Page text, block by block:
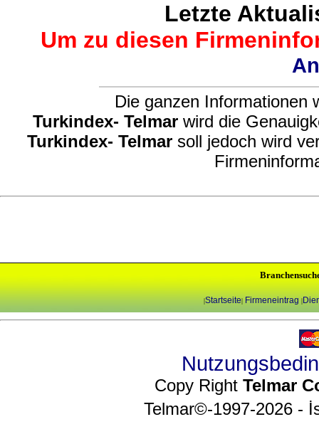
Letzte
Um zu diesen
Die ganzen Informationen
Turkindex- Telmar wird die
Turkindex- Telmar soll jedoch wird
|Startseite| Firmeneintrag |
Copy Right Telmar
Telmar©-1997-2026 -